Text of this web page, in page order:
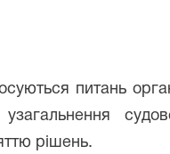
питань
рішень.